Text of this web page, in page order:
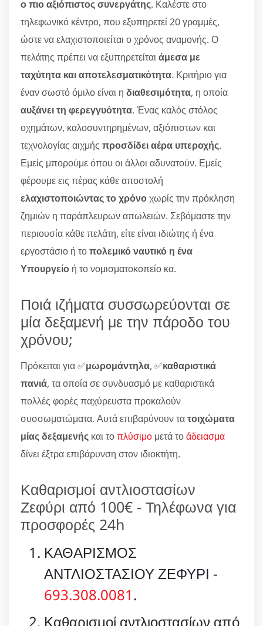
ο πιο αξιόπιστος συνεργάτης. Καλέστε στο
τηλεφωνικό κέντρο, που εξυπηρετεί 20 γραμμές,
ώστε να ελαχιστοποιείται ο χρόνος αναμονής. Ο
πελάτης πρέπει να εξυπηρετείται άμεσα με
ταχύτητα και αποτελεσματικότητα. Κριτήριο για
έναν σωστό όμιλο είναι η διαθεσιμότητα, η οποία
αυξάνει τη φερεγγυότητα. Ένας καλός στόλος
οχημάτων, καλοσυντηρημένων, αξιόπιστων και
τεχνολογίας αιχμής προσδίδει αέρα υπεροχής.
Εμείς μπορούμε όπου οι άλλοι αδυνατούν. Εμείς
φέρουμε εις πέρας κάθε αποστολή
ελαχιστοποιώντας το χρόνοχωρίς την πρόκληση
ζημιών η παράπλευρων απωλειών. Σεβόμαστε την
περιουσία κάθε πελάτη, είτε είναι ιδιώτης ή ένα
εργοστάσιο ή τοπολεμικό ναυτικό η ένα
Υπουργείο ή το νομισματοκοπείο κα.
Ποιά ιζήματα συσσωρεύονται σε
μία δεξαμενή με την πάροδο του
χρόνου;
Πρόκειται για ✅μωρομάντηλα, ✅καθαριστικά
πανιά, τα οποία σε συνδυασμό με καθαριστικά
πολλές φορές παχύρευστα προκαλούν
συσσωματώματα. Αυτά επιβαρύνουν τατοιχώματα
μίας δεξαμενής και τοπλύσιμο μετά τοάδειασμα
δίνει έξτρα επιβάρυνση στον ιδιοκτήτη.
Καθαρισμοί αντλιοστασίων
Ζεφύρι από 100€ - Τηλέφωνα για
προσφορές 24h
ΚΑΘΑΡΙΣΜΟΣ
ΑΝΤΛΙΟΣΤΑΣΙΟΥ ΖΕΦΥΡΙ -
693.308.0081.
Καθαρισμοί αντλιοστασίων από